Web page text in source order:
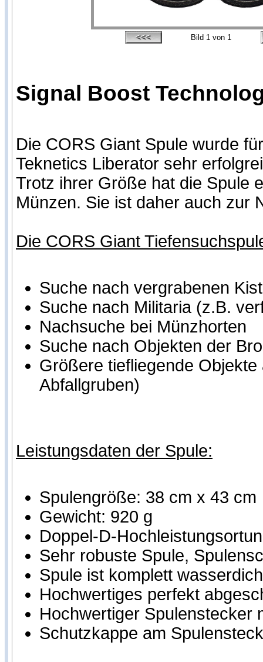
Bild 1 von 1
Signal Boost
Die CORS Giant Spule wurde
Teknetics Liberator sehr
Trotz ihrer Größe hat die Spule
Münzen. Sie ist daher auch zur
Die CORS Giant
Suche nach vergrabenen
Suche nach Militaria (z.B.
Nachsuche bei Münzhorten
Suche nach Objekten der
Größere tiefliegende
Abfallgruben)
Leistungsdaten der Spule:
Spulengröße: 38 cm x 43 cm
Gewicht: 920 g
Doppel-D-
Sehr robuste Spule,
Spule ist komplett
Hochwertiges perfekt
Hochwertiger Spulenstecker
Schutzkappe am